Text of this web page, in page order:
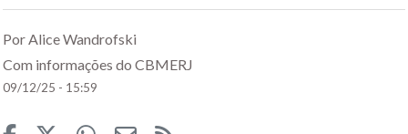
Por Alice Wandrofski
Com informações do CBMERJ
09/12/25 - 15:59